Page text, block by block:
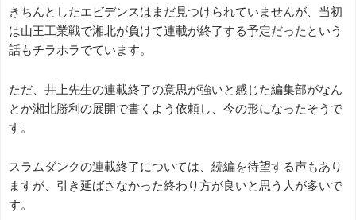
きちんとしたエビデンスはまだ見つけられていませんが、当初
は山王工業戦で湘北が負けて連載が終了する予定だったという
話もチラホラでています。
ただ、井上先生の連載終了の意思が強いと感じた編集部がなん
とか湘北勝利の展開で書くよう依頼し、今の形になったそうで
す。
スラムダンクの連載終了については、続編を待望する声もあり
ますが、引き延ばさなかった終わり方が良いと思う人が多いで
す。